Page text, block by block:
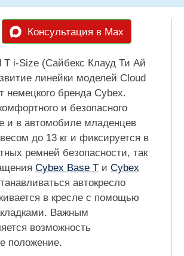
Консультация в Max
T i-Size (Сайбекс Клауд Ти Ай
линейки моделей Cloud
немецкого бренда Cybex.
и безопасного
и в автомобиле младенцев
до 13 кг и фиксируется в
ремней безопасности, так
Cybex Base T и Cybex
автокресло
в кресле с помощью
Важным
возможность
положение.